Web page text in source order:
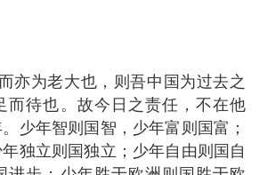
亦为老大也，则吾中国为过去之
而待也。故今日之责任，不在他
少年智则国智，少年富则国富；
独立则国独立；少年自由则国自